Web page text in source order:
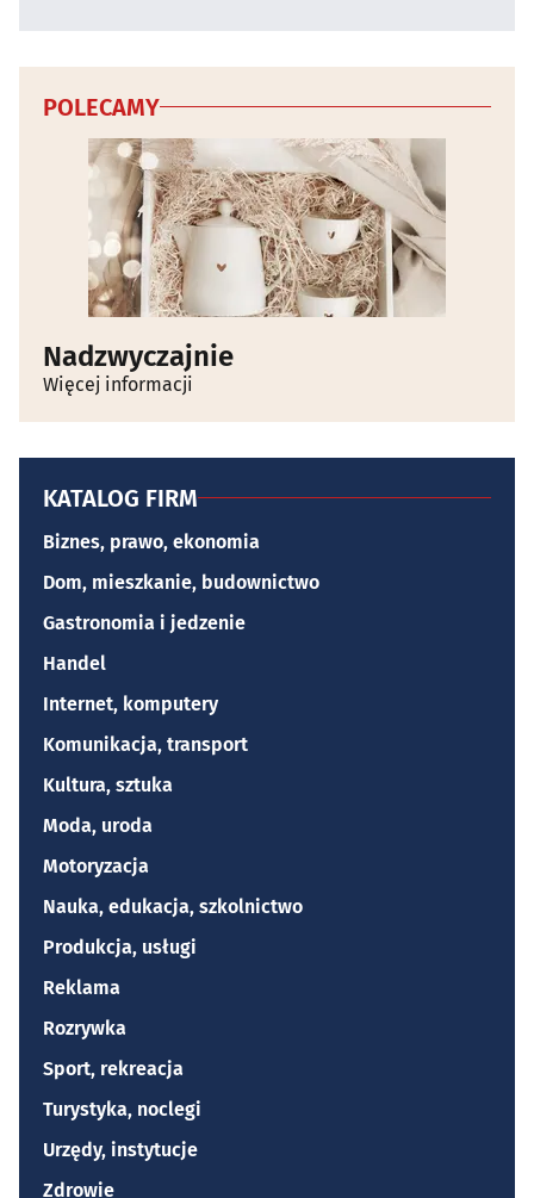
POLECAMY
Nadzwyczajnie
Więcej informacji
KATALOG FIRM
Biznes, prawo, ekonomia
Dom, mieszkanie, budownictwo
Gastronomia i jedzenie
Handel
Internet, komputery
Komunikacja, transport
Kultura, sztuka
Moda, uroda
Motoryzacja
Nauka, edukacja, szkolnictwo
Produkcja, usługi
Reklama
Rozrywka
Sport, rekreacja
Turystyka, noclegi
Urzędy, instytucje
Zdrowie